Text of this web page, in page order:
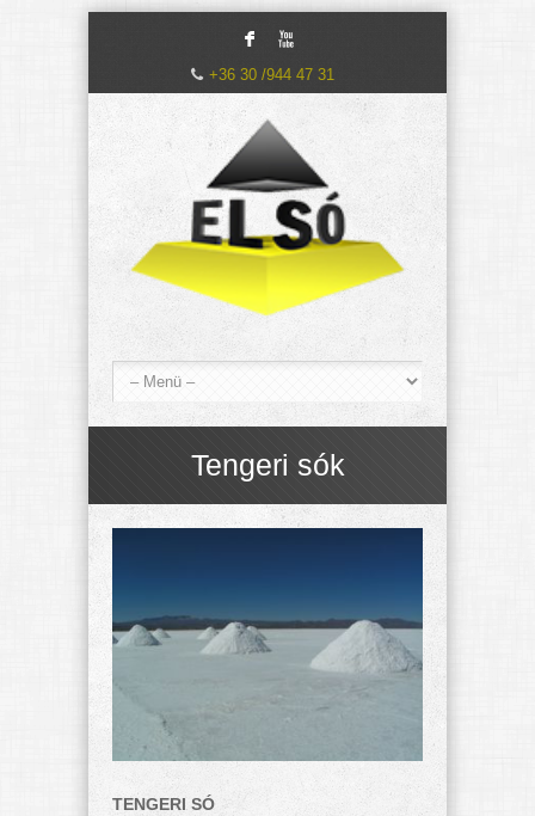
F X
+36 30 /944 47 31
Tengeri sók
TENGERI SÓ